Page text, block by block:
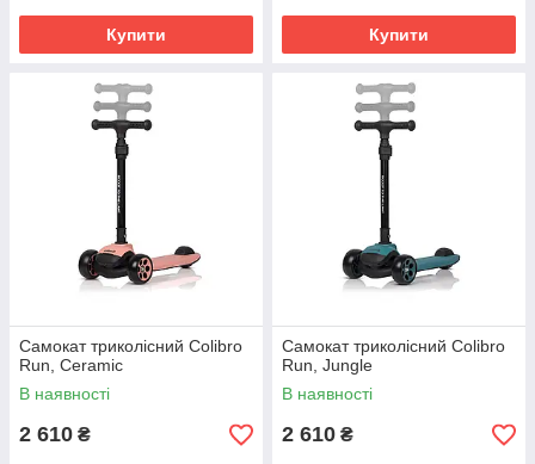
Купити Купити
Самокат триколісний Colibro
Run, Ceramic
В наявності
2 610 ₴
Самокат триколісний Colibro
Run, Jungle
В наявності
2 610 ₴